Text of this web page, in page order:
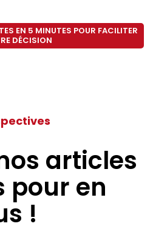
EN 5 MINUTES POUR FACILITER
DÉCISION
articles
pour en
!